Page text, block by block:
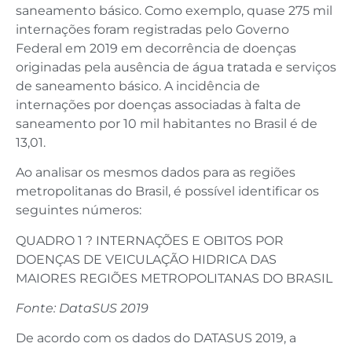
saneamento básico. Como exemplo, quase 275 mil
internações foram registradas pelo Governo
Federal em 2019 em decorrência de doenças
originadas pela ausência de água tratada e serviços
de saneamento básico. A incidência de
internações por doenças associadas à falta de
saneamento por 10 mil habitantes no Brasil é de
13,01.
Ao analisar os mesmos dados para as regiões
metropolitanas do Brasil, é possível identificar os
seguintes números:
QUADRO 1 ? INTERNAÇÕES E OBITOS POR
DOENÇAS DE VEICULAÇÃO HIDRICA DAS
MAIORES REGIÕES METROPOLITANAS DO BRASIL
Fonte: DataSUS 2019
De acordo com os dados do DATASUS 2019, a